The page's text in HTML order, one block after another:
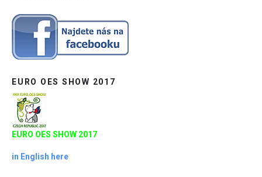
EURO OES SHOW 2017
EURO OES SHOW 2017
in English here